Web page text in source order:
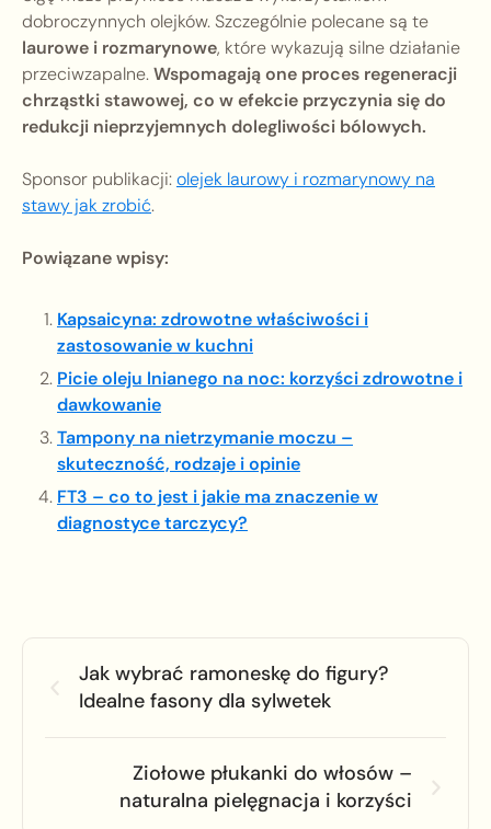
dobroczynnych olejków. Szczególnie polecane są te
laurowe i rozmarynowe, które wykazują silne działanie
przeciwzapalne.Wspomagają one proces regeneracji
chrząstki stawowej, co w efekcie przyczynia się do
redukcji nieprzyjemnych dolegliwości bólowych.
Sponsor publikacji:olejek laurowy i rozmarynowy na
stawy jak zrobić.
Powiązane wpisy:
Kapsaicyna: zdrowotne właściwości i
zastosowanie w kuchni
Picie oleju lnianego na noc: korzyści zdrowotne i
dawkowanie
Tampony na nietrzymanie moczu –
skuteczność, rodzaje i opinie
FT3 – co to jest i jakie ma znaczenie w
diagnostyce tarczycy?
Jak wybrać ramoneskę do figury?
Idealne fasony dla sylwetek
Ziołowe płukanki do włosów –
naturalna pielęgnacja i korzyści